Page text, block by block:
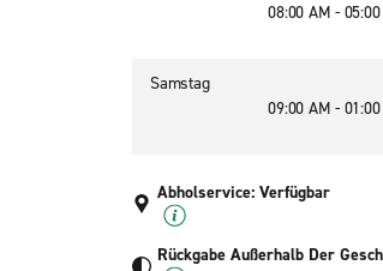
08:00 AM -
Samstag
09:00 AM -
Abholservice: Verfügbar
Rückgabe Außerhalb Der